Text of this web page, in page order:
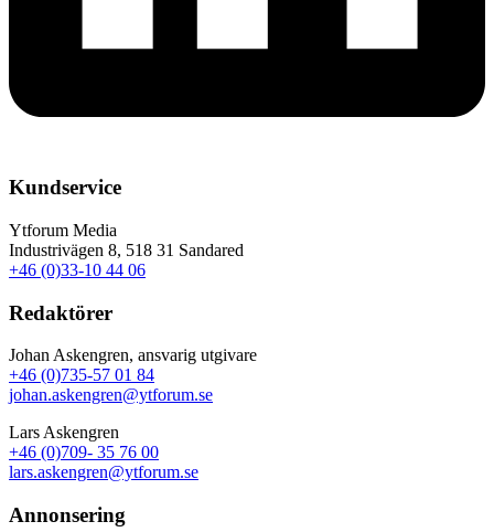
Kundservice
Ytforum Media
Industrivägen 8, 518 31 Sandared
+46 (0)33-10 44 06
Redaktörer
Johan Askengren, ansvarig utgivare
+46 (0)735-57 01 84
johan.askengren@ytforum.se
Lars Askengren
+46 (0)709- 35 76 00
lars.askengren@ytforum.se
Annonsering